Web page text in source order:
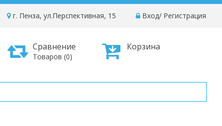
Вход/ Регистрация
г. Пенза, ул.Перспективная, 15
Корзина
Сравнение
Товаров (0)